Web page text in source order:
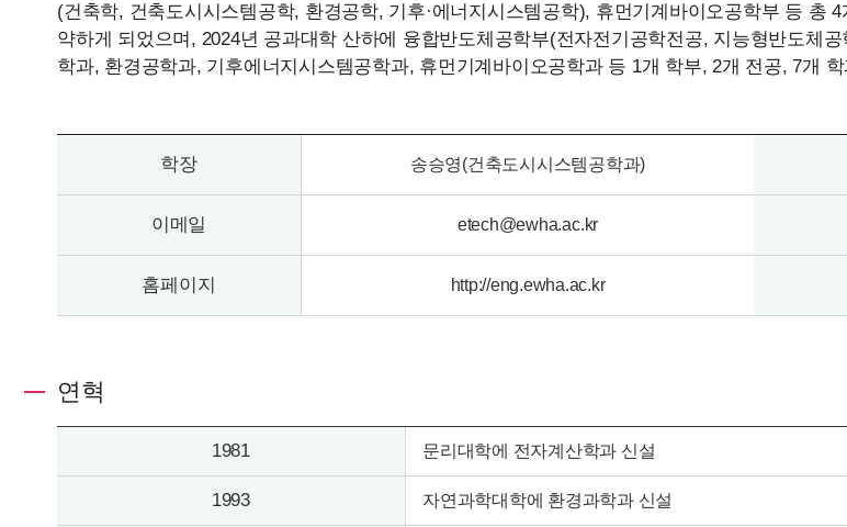
(건축학, 건축도시시스템공학, 환경공학, 기후·에너지시스템공학), 휴먼기계바이오공학부 등 총
약하게 되었으며, 2024년 공과대학 산하에 융합반도체공학부(전자전기공학전공, 지능형반도체
학과, 환경공학과, 기후에너지시스템공학과, 휴먼기계바이오공학과 등 1개 학부, 2개 전공, 7개
학장 송승영(건축도시시스템공학과)
이메일 etech@ewha.ac.kr
홈페이지 http://eng.ewha.ac.kr
연혁
1981 문리대학에 전자계산학과 신설
1993 자연과학대학에 환경과학과 신설